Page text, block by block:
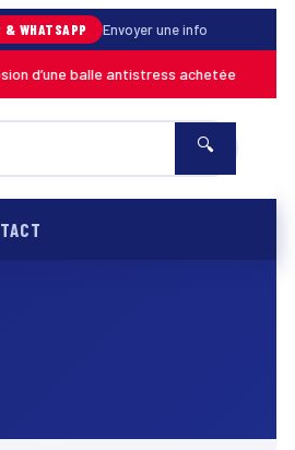
& WHATSAPP Envoyer une info
balle antistress achetée en magasin
🔍